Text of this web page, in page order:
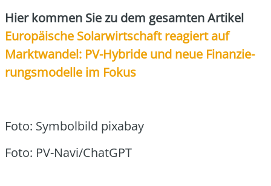
Hier kom­men Sie zu dem gesam­ten Arti­kel
Euro­päi­sche Solar­wirt­schaft reagiert auf
Markt­wan­del: PV-Hybri­de und neue Finan­zie­
rungs­mo­del­le im Fokus
Foto: Sym­bol­bild pix­a­bay
Foto: PV-Navi/ChatGPT